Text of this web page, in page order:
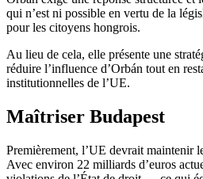
qui n’est ni possible en vertu de la
pour les citoyens hongrois.
Au lieu de cela, elle présente une
réduire l’influence d’Orbán tout en
institutionnelles de l’UE.
Maîtriser Budapest
Premièrement, l’UE devrait maintenir
Avec environ 22 milliards d’euros